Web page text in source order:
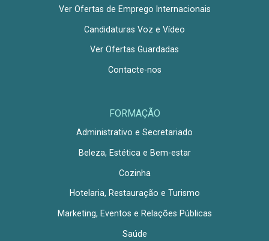
Ver Ofertas de Emprego Internacionais
Candidaturas Voz e Vídeo
Ver Ofertas Guardadas
Contacte-nos
FORMAÇÃO
Administrativo e Secretariado
Beleza, Estética e Bem-estar
Cozinha
Hotelaria, Restauração e Turismo
Marketing, Eventos e Relações Públicas
Saúde